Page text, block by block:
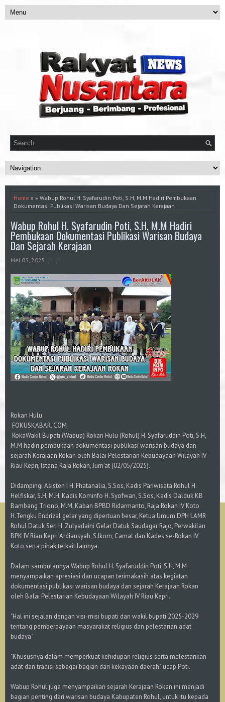
Home » » Wabup Rohul H. Syafarudin Poti, S.H, M.M Hadiri Pembukaan
Dokumentasi Publikasi Warisan Budaya Dan Sejarah Kerajaan
Wabup Rohul H. Syafarudin Poti, S.H, M.M Hadiri
Pembukaan Dokumentasi Publikasi Warisan Budaya
Dan Sejarah Kerajaan
Mei 03, 2025
Rokan Hulu.
FOKUSKABAR. COM
RokaWakil Bupati (Wabup) Rokan Hulu (Rohul) H. Syafaruddin Poti, S.H,
M.M hadiri pembukaan dokumentasi publikasi warisan budaya dan
sejarah Kerajaan Rokan oleh Balai Pelestarian Kebudayaan Wilayah IV
Riau Kepri, Istana Raja Rokan, Jum'at (02/05/2025).
Didampingi Asisten I H. Fhatanalia, S.Sos, Kadis Pariwisata Rohul H.
Helfiskar, S.H, M.H, Kadis Kominfo H. Syofwan, S.Sos, Kadis Dalduk KB
Bambang Triono, M.M, Kaban BPBD Ridarmanto, Raja Rokan IV Koto
H.Tengku Endrizal gelar yang dipertuan besar, Ketua Umum DPH LAMR
Rohul Datuk Seri H. Zulyadaini Gelar Datuk Saudagar Rajo, Perwakilan
BPK IV Riau Kepri Ardiansyah, S.Ikom, Camat dan Kades se-Rokan IV
Koto serta pihak terkait lainnya.
Dalam sambutannya Wabup Rohul H. Syafaruddin Poti, S.H, M.M
menyampaikan apresiasi dan ucapan terimakasih atas kegiatan
dokumentasi publikasi warisan budaya dan sejarah Kerajaan Rokan
oleh Balai Pelestarian Kebudayaan Wilayah IV Riau Kepri.
"Hal ini sejalan dengan visi-misi bupati dan wakil bupati 2025-2029
tentang pemberdayaan masyarakat religius dan pelestarian adat
budaya"
"Khususnya dalam memperkuat kehidupan religius serta melestarikan
adat dan tradisi sebagai bagian dari kekayaan daerah". ucap Poti.
Wabup Rohul juga menyampaikan sejarah Kerajaan Rokan ini menjadi
bagian penting dari warisan budaya Kabupaten Rohul, untuk itu kepada